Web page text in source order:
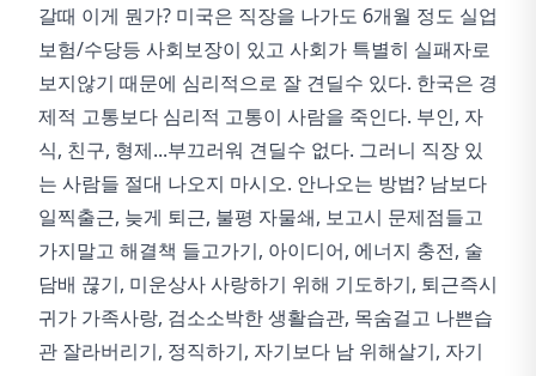
갈때 이게 뭔가? 미국은 직장을 나가도 6개월 정도 실업
보험/수당등 사회보장이 있고 사회가 특별히 실패자로
보지않기 때문에 심리적으로 잘 견딜수 있다. 한국은 경
제적 고통보다 심리적 고통이 사람을 죽인다. 부인, 자
식, 친구, 형제...부끄러워 견딜수 없다. 그러니 직장 있
는 사람들 절대 나오지 마시오. 안나오는 방법? 남보다
일찍출근, 늦게 퇴근, 불평 자물쇄, 보고시 문제점들고
가지말고 해결책 들고가기, 아이디어, 에너지 충전, 술
담배 끊기, 미운상사 사랑하기 위해 기도하기, 퇴근즉시
귀가 가족사랑, 검소소박한 생활습관, 목숨걸고 나쁜습
관 잘라버리기, 정직하기, 자기보다 남 위해살기, 자기